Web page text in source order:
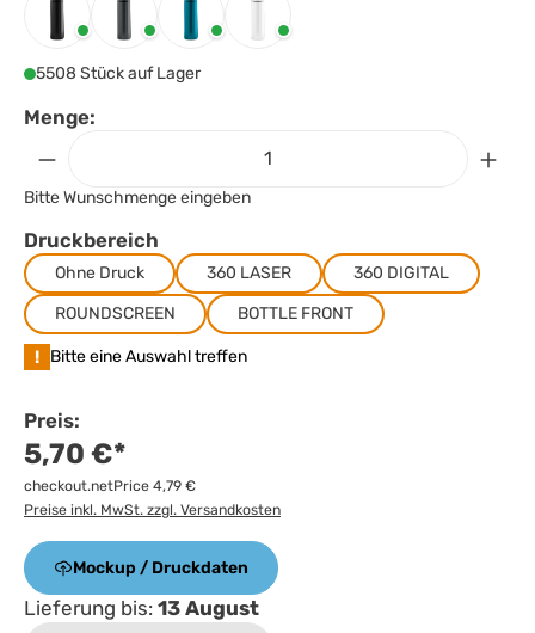
Schwarz Titan Türkis Weiss
5508 Stück auf Lager
Menge:
Bitte Wunschmenge eingeben
Druckbereich
Ohne Druck 360 LASER
360 DIGITAL
ROUNDSCREEN
BOTTLE FRONT
! Bitte eine Auswahl treffen
Preis:
5,70 €*
checkout.netPrice 4,79 €
Preise inkl. MwSt. zzgl. Versandkosten
Mockup / Druckdaten
Lieferung bis: 13 August